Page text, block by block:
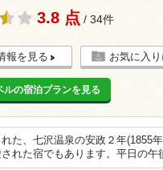
3.8 点 / 34件
報を見る お気に入
ルの宿泊プランを見る
た、七沢温泉の安政２年(1855年
れた宿でもあります。平日の